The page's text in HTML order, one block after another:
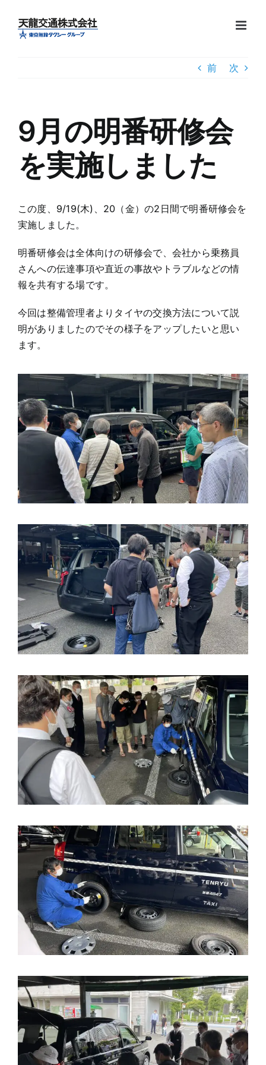
content
前 次
9月の明番研修会
を実施しました
この度、9/19(木)、20（金）の2日間で明番研修会を
実施しました。
明番研修会は全体向けの研修会で、会社から乗務員
さんへの伝達事項や直近の事故やトラブルなどの情
報を共有する場です。
今回は整備管理者よりタイヤの交換方法について説
明がありましたのでその様子をアップしたいと思い
ます。